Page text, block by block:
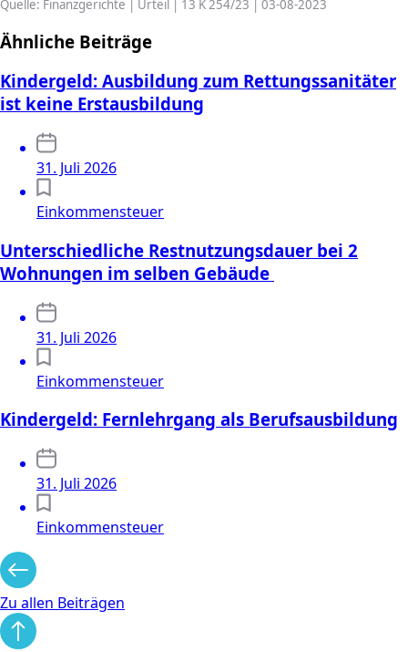
Quelle: Finanzgerichte | Urteil | 13 K 254/23 | 03-08-2023
Ähnliche Beiträge
Kindergeld: Ausbildung zum Rettungssanitäter
ist keine Erstausbildung
31. Juli 2026
Einkommensteuer
Unterschiedliche Restnutzungsdauer bei 2
Wohnungen im selben Gebäude
31. Juli 2026
Einkommensteuer
Kindergeld: Fernlehrgang als Berufsausbildung
31. Juli 2026
Einkommensteuer
Zu allen Beiträgen